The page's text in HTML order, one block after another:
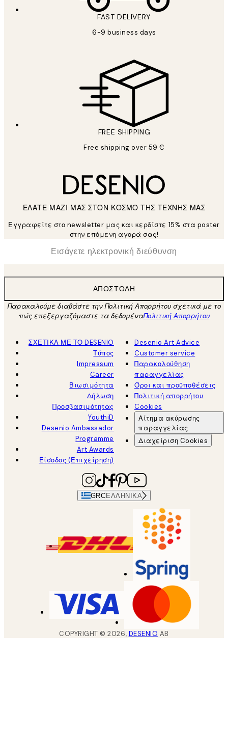
FAST DELIVERY
6-9 business days
FREE SHIPPING
Free shipping over 59 €
ΕΛΑΤΕ ΜΑΖΙ ΜΑΣ ΣΤΟΝ ΚΟΣΜΟ ΤΗΣ ΤΕΧΝΗΣ ΜΑΣ
Εγγραφείτε στο newsletter μας και κερδίστε 15% στα poster
στην επόμενη αγορά σας!
Ηλεκτρονική Διεύθυνση
ΑΠΟΣΤΟΛΉ
Παρακαλούμε διαβάστε την Πολιτική Απορρήτου σχετικά με το
πώς επεξεργαζόμαστε τα δεδομέναΠολιτική Απορρήτου
ΣΧΕΤΙΚΑ ΜΕ ΤΟ DESENIO
Τύπος
Impressum
Career
Βιωσιμότητα
Δήλωση
Προσβασιμότητας
YouthiD
Desenio Ambassador
Programme
Art Awards
Είσοδος (Επιχείρηση)
Desenio Art Advice
Customer service
Παρακολούθηση
παραγγελίας
Όροι και προϋποθέσεις
Πολιτική απορρήτου
Cookies
Αίτημα ακύρωσης
παραγγελίας
Διαχείριση Cookies
GRC ΕΛΛΗΝΙΚΆ
COPYRIGHT ©2026, DESENIO AB